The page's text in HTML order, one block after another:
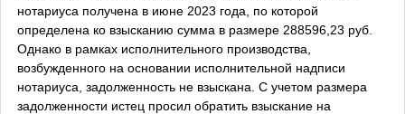
нотариуса получена в июне 2023 года, по которой
определена ко взысканию сумма в размере 288596,23 руб.
Однако в рамках исполнительного производства,
возбужденного на основании исполнительной надписи
нотариуса, задолженность не взыскана. С учетом размера
задолженности истец просил обратить взыскание на